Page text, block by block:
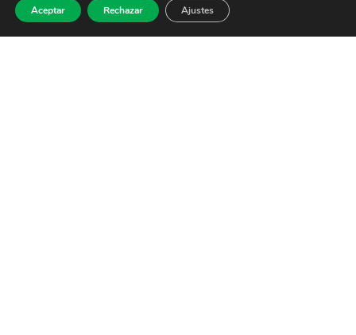
Aceptar Rechazar Ajustes